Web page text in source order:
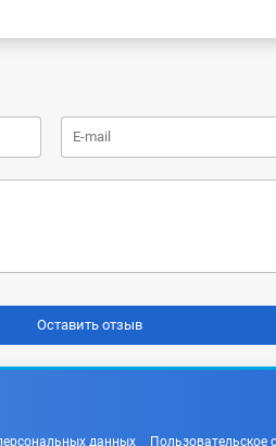
данных Пользовательское